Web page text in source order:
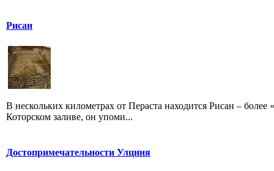
Рисан
В нескольких километрах от Пераста находится Рисан –
Которском заливе, он упоми...
Достопримечательности Улциня